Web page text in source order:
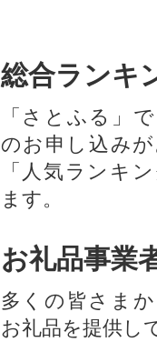
総合ランキ
「さとふる」
のお申し込み
「人気ランキ
ます。
お礼品事業
多くの皆さま
お礼品を提供し